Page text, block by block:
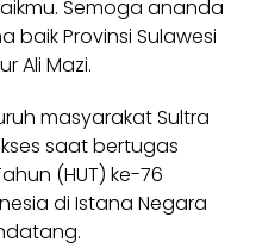
Semoga ananda
Provinsi Sulawesi
Ali Mazi.
masyarakat Sultra
saat bertugas
(HUT) ke-76
di Istana Negara